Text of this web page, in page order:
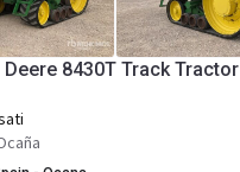
8430T Track Tractor